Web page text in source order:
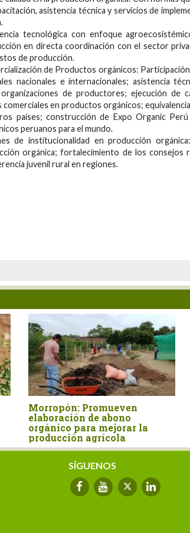
asistencia técnica y servicios de
tecnológica con enfoque
en directa coordinación con el sector
de producción.
de Productos orgánicos:
nacionales e internacionales; asistencia
de productores; ejecución de
en productos orgánicos;
países; construcción de Expo Organic
peruanos para el mundo.
de institucionalidad en producción
orgánica; fortalecimiento de los consejos
juvenil rural en regiones.
Morropón: Promueven
elaboración de abono
orgánico para mejorar la
producción agrícola
SÍGUENOS